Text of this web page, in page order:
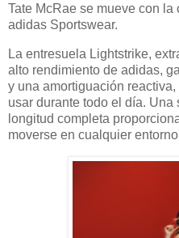
Tate McRae se mueve con
adidas Sportswear.
La entresuela Lightstrike,
alto rendimiento de adidas,
y una amortiguación
usar durante todo el día.
longitud completa
moverse en cualquier